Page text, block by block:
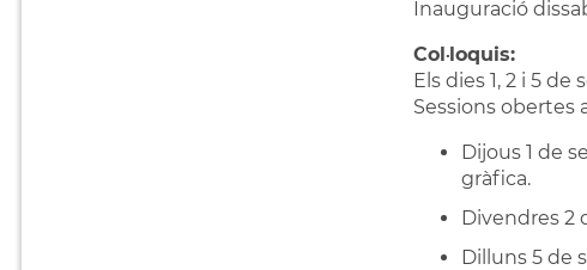
Inauguració
Col·loquis:
Els dies 1, 2 i 5 de
Sessions obertes
Dijous 1 de
gràfica.
Divendres 2
Dilluns 5 de